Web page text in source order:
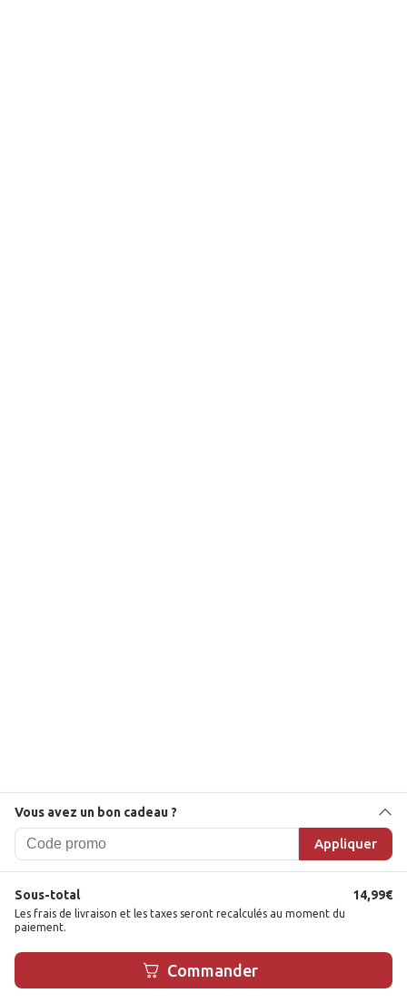
Vous avez un bon cadeau ?
Appliquer
Sous-total 14,99€
Les frais de livraison et les taxes seront recalculés au moment du
paiement.
Commander